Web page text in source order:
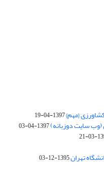
{مهم}1397-04-19
(وب سایت دوزبانه)1397-04-03
تهران1395-12-03